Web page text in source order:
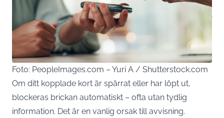
Foto: PeopleImages.com – Yuri A / Shutterstock.com
Om ditt kopplade kort är spärrat eller har löpt ut,
blockeras brickan automatiskt – ofta utan tydlig
information. Det är en vanlig orsak till avvisning.